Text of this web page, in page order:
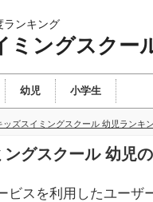
ランキング
ミングスクー
幼児 小学生
ッズスイミングスクール 幼児ランキ
ングスクール 幼児
ビスを利用したユーザ